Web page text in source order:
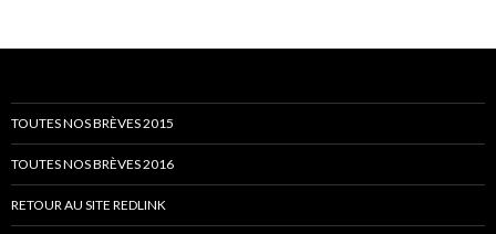
TOUTES NOS BRÈVES 2015
TOUTES NOS BRÈVES 2016
RETOUR AU SITE REDLINK